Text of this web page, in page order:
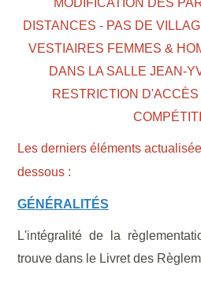
MODIFICATION DES
DISTANCES - PAS DE
VESTIAIRES FEMMES &
DANS LA SALLE JEAN-
RESTRICTION
Les derniers éléments
dessous :
GÉNÉRALITÉS
L'intégralité de la
trouve dans le Livret des